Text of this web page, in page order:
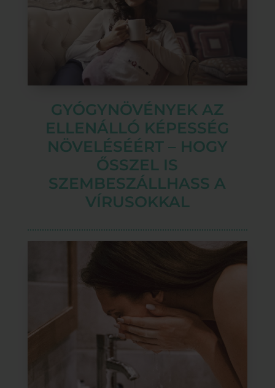
GYÓGYNÖVÉNYEK AZ
ELLENÁLLÓ KÉPESSÉG
NÖVELÉSÉÉRT – HOGY
ŐSSZEL IS
SZEMBESZÁLLHASS A
VÍRUSOKKAL